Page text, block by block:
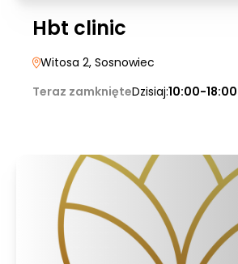
Hbt clinic
Witosa 2, Sosnowiec
Teraz zamknięteDzisiaj:10:00-18:00